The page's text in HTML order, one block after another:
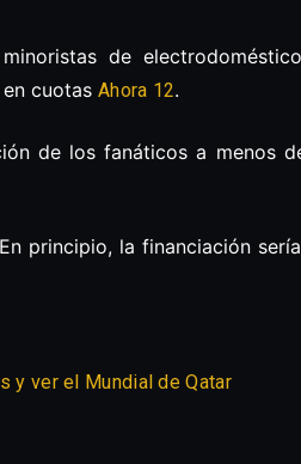
de
cuotas Ahora 12.
de los fanáticos a menos
principio, la financiación
y ver el Mundial de Qatar